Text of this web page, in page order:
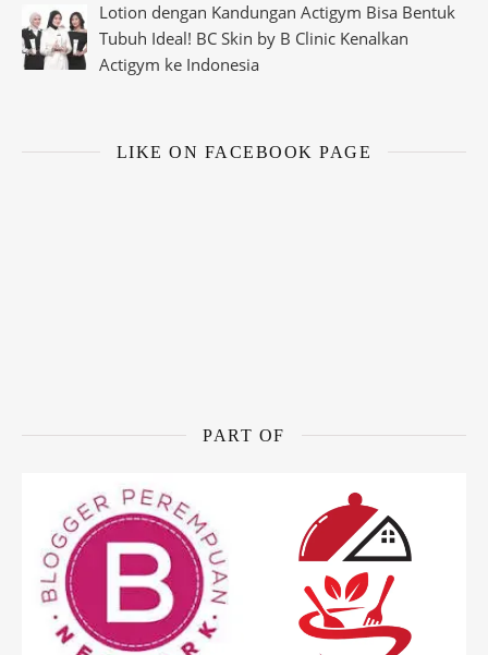
Lotion dengan Kandungan Actigym Bisa Bentuk
Tubuh Ideal! BC Skin by B Clinic Kenalkan
Actigym ke Indonesia
LIKE ON FACEBOOK PAGE
PART OF